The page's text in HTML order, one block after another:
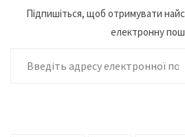
Підпишіться, щоб отримувати
електронну
Введіть адресу